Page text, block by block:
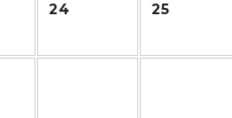
24 25